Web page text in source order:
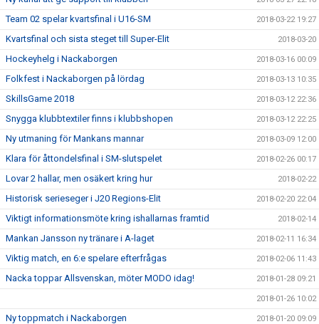
Team 02 spelar kvartsfinal i U16-SM 2018-03-22 19:27
Kvartsfinal och sista steget till Super-Elit 2018-03-20
Hockeyhelg i Nackaborgen 2018-03-16 00:09
Folkfest i Nackaborgen på lördag 2018-03-13 10:35
SkillsGame 2018 2018-03-12 22:36
Snygga klubbtextiler finns i klubbshopen 2018-03-12 22:25
Ny utmaning för Mankans mannar 2018-03-09 12:00
Klara för åttondelsfinal i SM-slutspelet 2018-02-26 00:17
Lovar 2 hallar, men osäkert kring hur 2018-02-22
Historisk serieseger i J20 Regions-Elit 2018-02-20 22:04
Viktigt informationsmöte kring ishallarnas framtid 2018-02-14
Mankan Jansson ny tränare i A-laget 2018-02-11 16:34
Viktig match, en 6:e spelare efterfrågas 2018-02-06 11:43
Nacka toppar Allsvenskan, möter MODO idag! 2018-01-28 09:21
2018-01-26 10:02
Ny toppmatch i Nackaborgen 2018-01-20 09:09